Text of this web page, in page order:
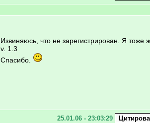
Извиняюсь, что не зарегистрирован. Я тоже
v. 1.3
Спасибо.
25.01.06 - 23:03:29